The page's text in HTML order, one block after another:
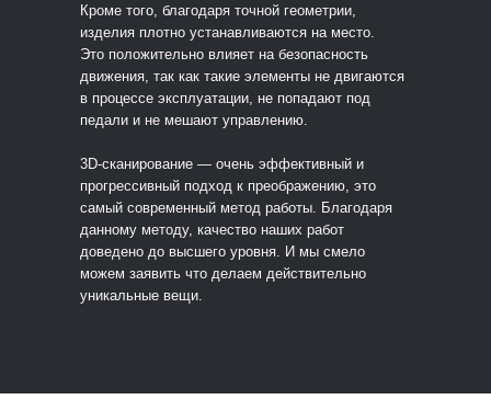
Кроме того, благодаря точной геометрии,
изделия плотно устанавливаются на место.
Это положительно влияет на безопасность
движения, так как такие элементы не двигаются
в процессе эксплуатации, не попадают под
педали и не мешают управлению.
3D-сканирование — очень эффективный и
прогрессивный подход к преображению, это
самый современный метод работы. Благодаря
данному методу, качество наших работ
доведено до высшего уровня. И мы смело
можем заявить что делаем действительно
уникальные вещи.